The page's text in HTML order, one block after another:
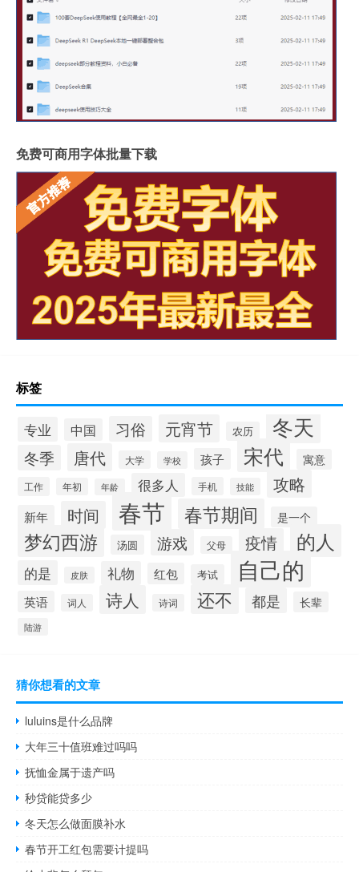
免费可商用字体批量下载
标签
专业 中国 习俗 元宵节 农历 冬天
冬季 唐代 大学 学校 孩子 宋代 寓意
工作 年初 年龄 很多人 手机 技能 攻略
新年 时间 春节 春节期间 是一个
梦幻西游 汤圆 游戏 父母 疫情 的人
的是 皮肤 礼物 红包 考试 自己的
英语 词人 诗人 诗词 还不 都是 长辈
陆游
猜你想看的文章
luluins是什么品牌
大年三十值班难过吗吗
抚恤金属于遗产吗
秒贷能贷多少
冬天怎么做面膜补水
春节开工红包需要计提吗